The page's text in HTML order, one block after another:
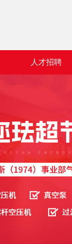
人才招聘